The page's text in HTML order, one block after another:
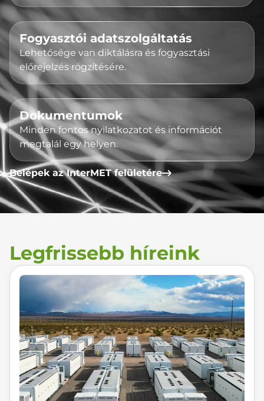
Fogyasztói adatszolgáltatás
Lehetősége van diktálásra és fogyasztási
előrejelzés rögzítésére.
Dokumentumok
Minden fontos nyilatkozatot és információt
megtalál egy helyen.
Belépek az InterMET felületére
Legfrissebb híreink